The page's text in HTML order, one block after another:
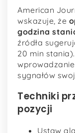
American
wskazuje, że
godzina
źródła
20 min
wprowadzanie
sygnałów
Techniki
pozycji
Ustaw